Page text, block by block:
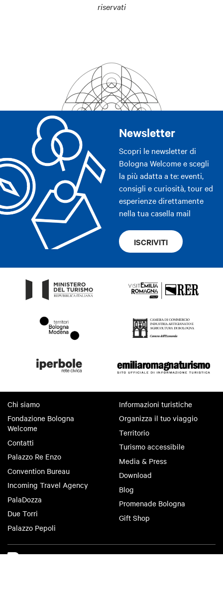
riservati
Newsletter
Scopri le newsletter di
Bologna Welcome e scegli
la più adatta a te: eventi,
consigli e curiosità, tour ed
esperienze direttamente
nella tua casella mail
ISCRIVITI
Chi siamo
Fondazione Bologna
Welcome
Contatti
Palazzo Re Enzo
Convention Bureau
Incoming Travel Agency
PalaDozza
Due Torri
Palazzo Pepoli
Informazioni turistiche
Organizza il tuo viaggio
Territorio
Turismo accessibile
Media & Press
Download
Blog
Promenade Bologna
Gift Shop